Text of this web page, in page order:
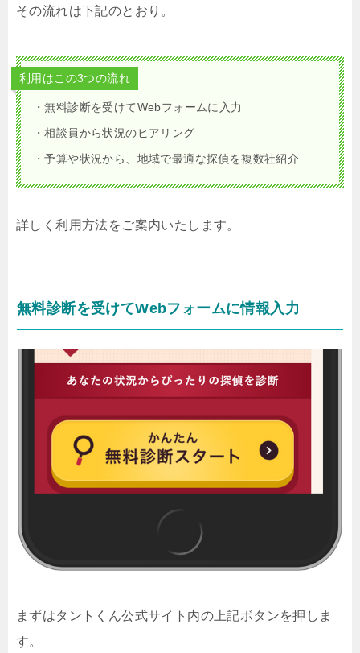
その流れは下記のとおり。
利用はこの3つの流れ
・無料診断を受けてWebフォームに入力
・相談員から状況のヒアリング
・予算や状況から、地域で最適な探偵を複数社紹介
詳しく利用方法をご案内いたします。
無料診断を受けてWebフォームに情報入力
まずはタントくん公式サイト内の上記ボタンを押しま
す。